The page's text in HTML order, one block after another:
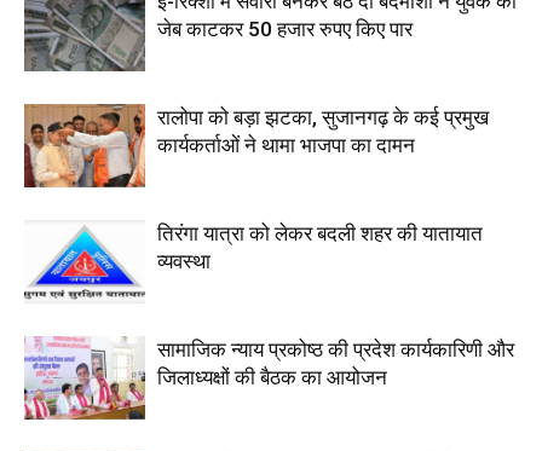
जेब काटकर 50 हजार रुपए किए पार
रालोपा को बड़ा झटका, सुजानगढ़ के कई प्रमुख
कार्यकर्ताओं ने थामा भाजपा का दामन
तिरंगा यात्रा को लेकर बदली शहर की यातायात
व्यवस्था
सामाजिक न्याय प्रकोष्ठ की प्रदेश कार्यकारिणी और
जिलाध्यक्षों की बैठक का आयोजन